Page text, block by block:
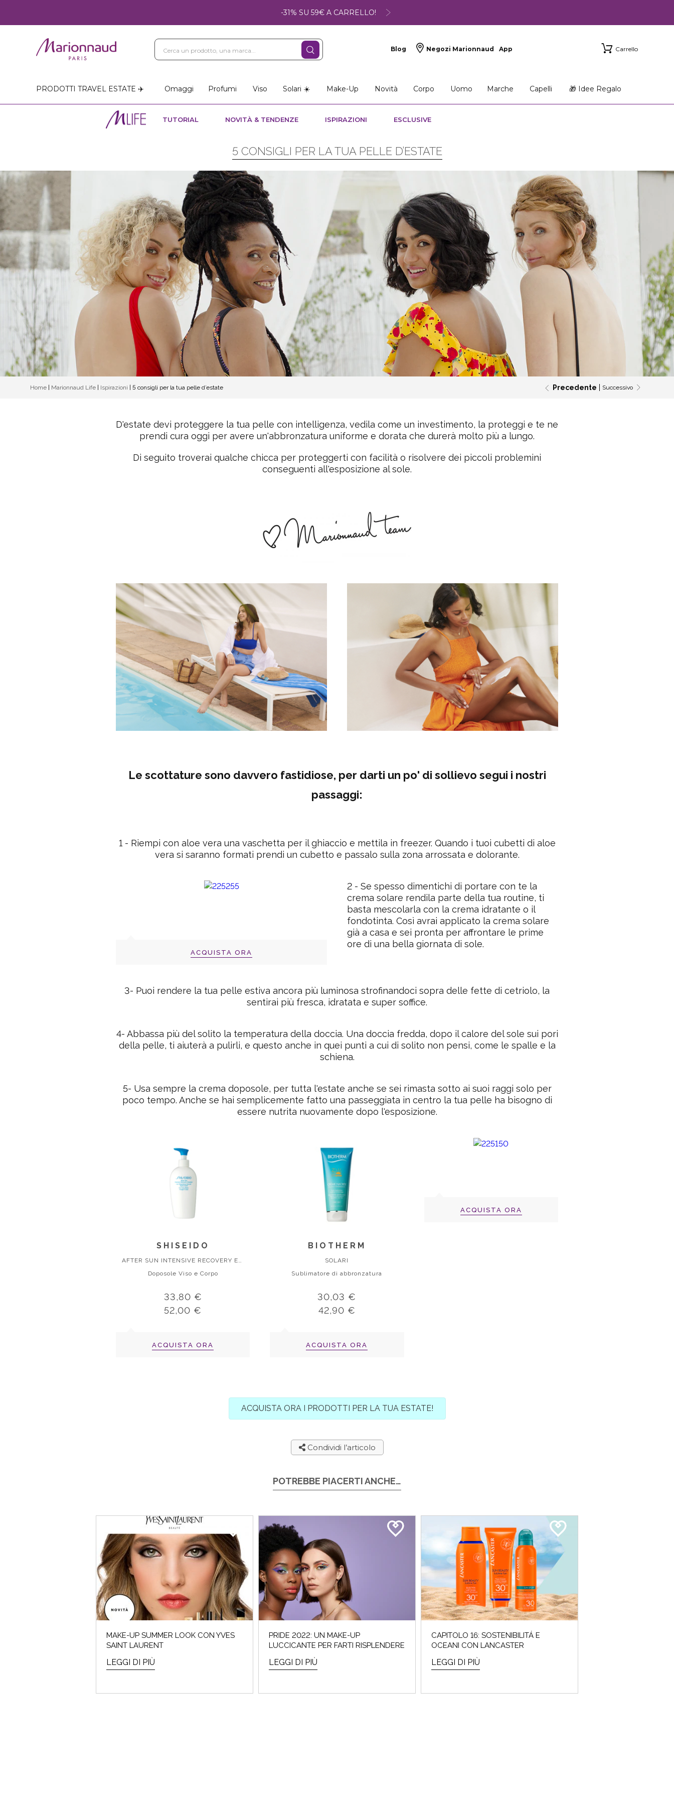
-31% SU 59€ A CARRELLO!
Blog Negozi Marionnaud App Carrello
PRODOTTI TRAVEL ESTATE ✈️ Omaggi Profumi Viso Solari ☀️ Make-Up Novità Corpo Uomo Marche Capelli 🎁 Idee Regalo
TUTORIAL NOVITÀ & TENDENZE ISPIRAZIONI ESCLUSIVE
5 CONSIGLI PER LA TUA PELLE D’ESTATE
Home Marionnaud Life Ispirazioni 5 consigli per la tua pelle d’estate Precedente Successivo
D'estate devi proteggere la tua pelle con intelligenza, vedila come un investimento, la proteggi e te ne
prendi cura oggi per avere un'abbronzatura uniforme e dorata che durerà molto più a lungo.
Di seguito troverai qualche chicca per proteggerti con facilità o risolvere dei piccoli problemini
conseguenti all'esposizione al sole.
Le scottature sono davvero fastidiose, per darti un po' di sollievo segui i nostri
passaggi:
1- Riempi con aloe vera una vaschetta per il ghiaccio e mettila in freezer. Quando i tuoi cubetti di aloe
vera si saranno formati prendi un cubetto e passalo sulla zona arrossata e dolorante.
ACQUISTA ORA
2 - Se spesso dimentichi di portare con te la
crema solare rendila parte della tua routine, ti
basta mescolarla con la crema idratante o il
fondotinta. Così avrai applicato la crema solare
già a casa e sei pronta per affrontare le prime
ore di una bella giornata di sole.
3- Puoi rendere la tua pelle estiva ancora più luminosa strofinandoci sopra delle fette di cetriolo, la
sentirai più fresca, idratata e super soffice.
4- Abbassa più del solito la temperatura della doccia. Una doccia fredda, dopo il calore del sole sui pori
della pelle, ti aiuterà a pulirli, e questo anche in quei punti a cui di solito non pensi, come le spalle e la
schiena.
5- Usa sempre la crema doposole, per tutta l'estate anche se sei rimasta sotto ai suoi raggi solo per
poco tempo. Anche se hai semplicemente fatto una passeggiata in centro la tua pelle ha bisogno di
essere nutrita nuovamente dopo l'esposizione.
SHISEIDO
AFTER SUN INTENSIVE RECOVERY EMULSION
Doposole Viso e Corpo
33,80 €
52,00 €
ACQUISTA ORA
BIOTHERM
SOLARI
Sublimatore di abbronzatura
30,03 €
42,90 €
ACQUISTA ORA
ACQUISTA ORA
ACQUISTA ORA I PRODOTTI PER LA TUA ESTATE!
Condividi l’articolo
POTREBBE PIACERTI ANCHE…
MAKE-UP SUMMER LOOK CON YVES
SAINT LAURENT
LEGGI DI PIÙ
PRIDE 2022: UN MAKE-UP
LUCCICANTE PER FARTI RISPLENDERE
LEGGI DI PIÙ
CAPITOLO 16: SOSTENIBILITÁ E
OCEANI CON LANCASTER
LEGGI DI PIÙ